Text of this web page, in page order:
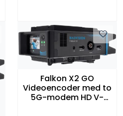
Falkon X2 GO
Videoencoder med to
5G-modem HD V-